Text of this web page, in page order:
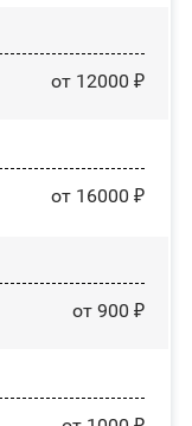
от 12000 ₽
от 16000 ₽
от 900 ₽